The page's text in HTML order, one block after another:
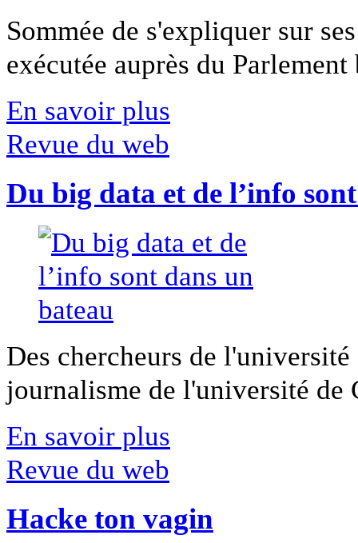
Sommée de s'expliquer sur
exécutée auprès du
En savoir plus
Revue du web
Du big data et de l’info
Des chercheurs de
journalisme de l'université
En savoir plus
Revue du web
Hacke ton vagin